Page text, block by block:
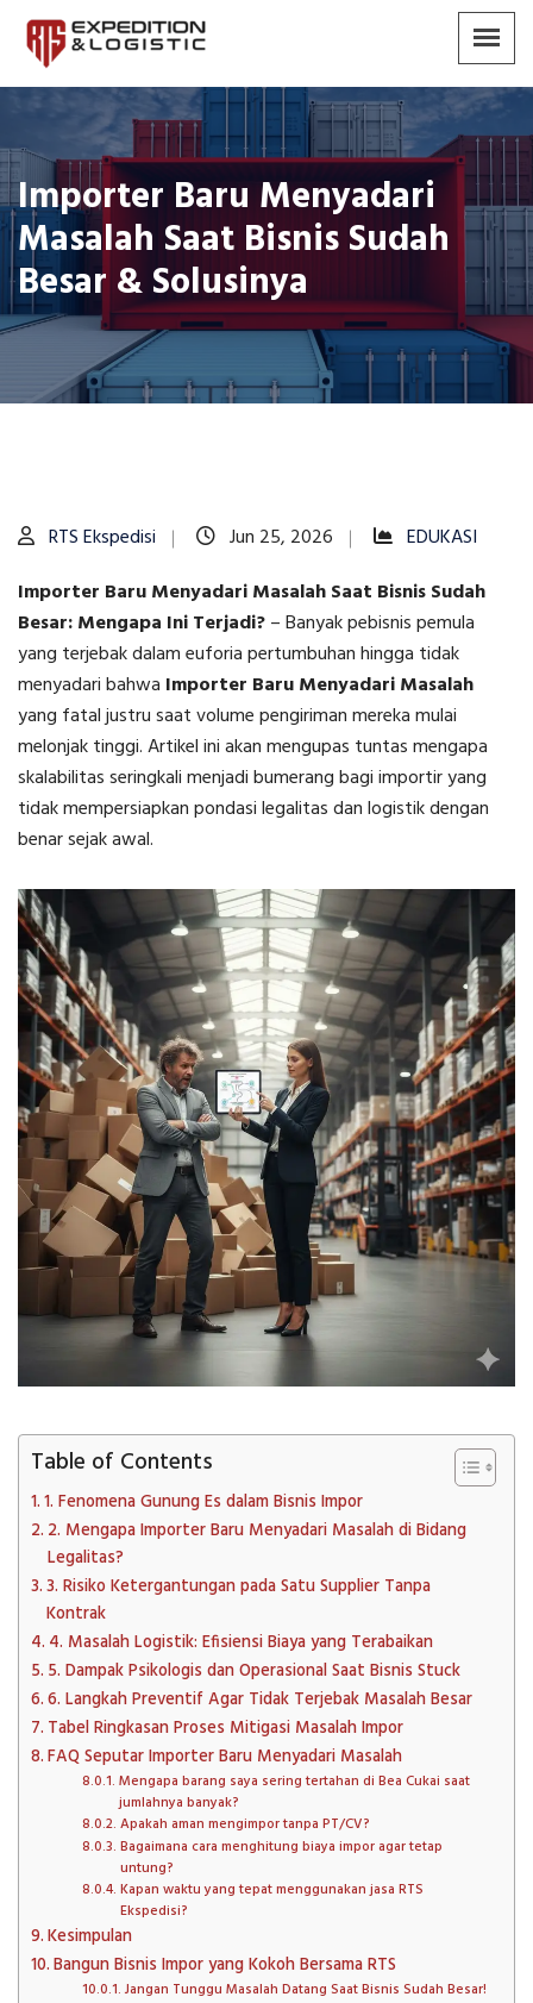
Importer Baru Menyadari
Masalah Saat Bisnis Sudah
Besar & Solusinya
RTS Ekspedisi Jun 25, 2026
EDUKASI
Importer Baru Menyadari Masalah Saat Bisnis Sudah
Besar: Mengapa Ini Terjadi?–Banyak pebisnis pemula
yang terjebak dalam euforia pertumbuhan hingga tidak
menyadari bahwa Importer Baru Menyadari Masalah
yang fatal justru saat volume pengiriman mereka mulai
melonjak tinggi. Artikel ini akan mengupas tuntas mengapa
skalabilitas seringkali menjadi bumerang bagi importir yang
tidak mempersiapkan pondasi legalitas dan logistik dengan
benar sejak awal.
Table of Contents
1. Fenomena Gunung Es dalam Bisnis Impor
2. Mengapa Importer Baru Menyadari Masalah di Bidang
Legalitas?
3. Risiko Ketergantungan pada Satu Supplier Tanpa
Kontrak
4. Masalah Logistik: Efisiensi Biaya yang Terabaikan
5. Dampak Psikologis dan Operasional Saat Bisnis Stuck
6. Langkah Preventif Agar Tidak Terjebak Masalah Besar
Tabel Ringkasan Proses Mitigasi Masalah Impor
FAQ Seputar Importer Baru Menyadari Masalah
Mengapa barang saya sering tertahan di Bea Cukai saat
jumlahnya banyak?
Apakah aman mengimpor tanpa PT/CV?
Bagaimana cara menghitung biaya impor agar tetap
untung?
Kapan waktu yang tepat menggunakan jasa RTS
Ekspedisi?
Kesimpulan
Bangun Bisnis Impor yang Kokoh Bersama RTS
Jangan Tunggu Masalah Datang Saat Bisnis Sudah Besar!